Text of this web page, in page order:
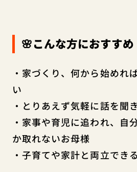
🌸こんな方におすすめ
・家づくり、何から始めれ
い
・とりあえず気軽に話を聞
・家事や育児に追われ、自
か取れないお母様
・子育てや家計と両立でき